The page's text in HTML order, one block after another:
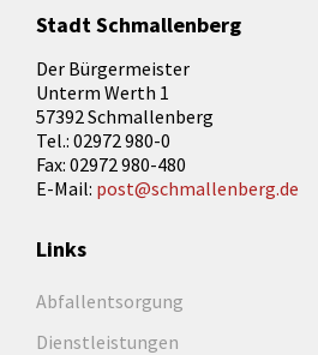
Stadt Schmallenberg
Der Bürgermeister
Unterm Werth 1
57392 Schmallenberg
Tel.: 02972 980-0
Fax: 02972 980-480
E-Mail: post@schmallenberg.de
Links
Abfallentsorgung
Dienstleistungen